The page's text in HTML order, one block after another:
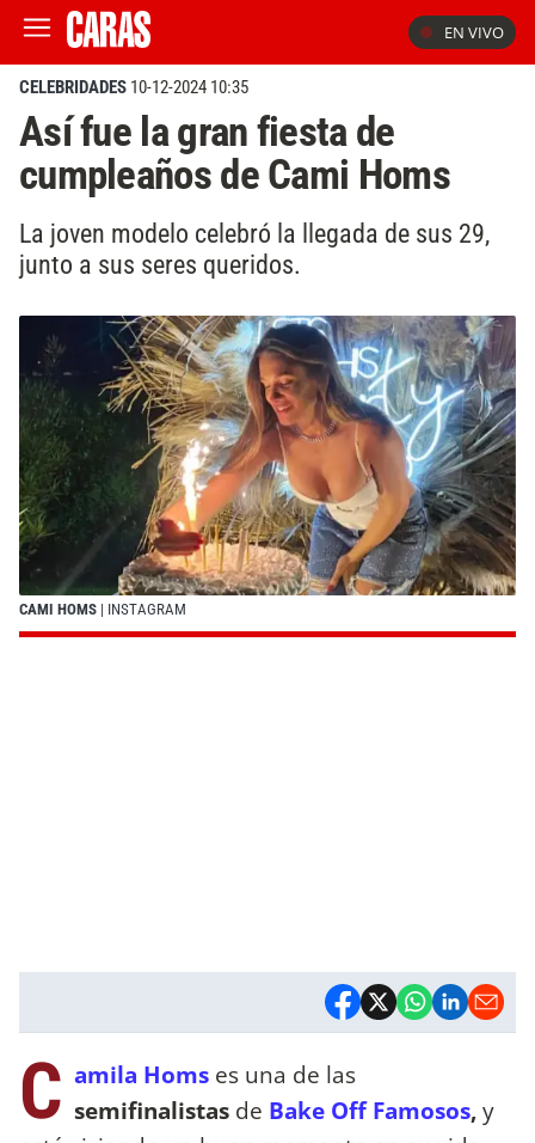
EN VIVO
CELEBRIDADES 10-12-2024 10:35
Así fue la gran fiesta de
cumpleaños de Cami Homs
La joven modelo celebró la llegada de sus 29,
junto a sus seres queridos.
CAMI HOMS | INSTAGRAM
C amila Homs es una de las
semifinalistas de Bake Off Famosos,y